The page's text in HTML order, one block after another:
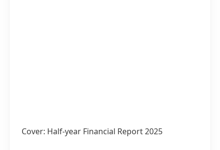
Cover: Half-year Financial Report 2025